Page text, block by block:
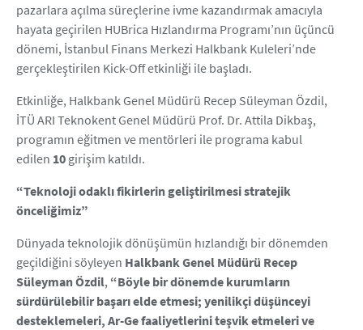
pazarlara açılma süreçlerine ivme kazandırmak amacıyla
hayata geçirilen HUBrica Hızlandırma Programı’nın üçüncü
dönemi, İstanbul Finans Merkezi Halkbank Kuleleri’nde
gerçekleştirilen Kick-Off etkinliği ile başladı.
Etkinliğe, Halkbank Genel Müdürü Recep Süleyman Özdil,
İTÜ ARI Teknokent Genel Müdürü Prof. Dr. Attila Dikbaş,
programın eğitmen ve mentörleri ile programa kabul
edilen 10 girişim katıldı.
“Teknoloji odaklı fikirlerin geliştirilmesi stratejik
önceliğimiz”
Dünyada teknolojik dönüşümün hızlandığı bir dönemden
geçildiğini söyleyen Halkbank Genel Müdürü Recep
Süleyman Özdil, “Böyle bir dönemde kurumların
sürdürülebilir başarı elde etmesi; yenilikçi düşünceyi
desteklemeleri, Ar-Ge faaliyetlerini teşvik etmeleri ve